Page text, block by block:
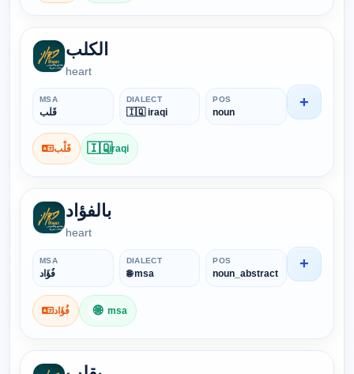
الكلب
heart
MSA
قَلْب
DIALECT
🇮🇶 iraqi
POS
noun
قَلْب 🇮🇶iraqi
+
بالفؤاد
heart
MSA
فُؤَاد
DIALECT
🌐 msa
POS
noun_abstract
فُؤَاد 🌐 msa
+